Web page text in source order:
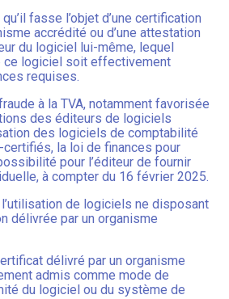
fasse l’objet d’une certification
accrédité ou d’une attestation
du logiciel lui-même, lequel
ce logiciel soit effectivement
requises.
à la TVA, notamment favorisée
des éditeurs de logiciels
des logiciels de comptabilité
la loi de finances pour
pour l’éditeur de fournir
à compter du 16 février 2025.
de logiciels ne disposant
délivrée par un organisme
délivré par un organisme
admis comme mode de
du logiciel ou du système de